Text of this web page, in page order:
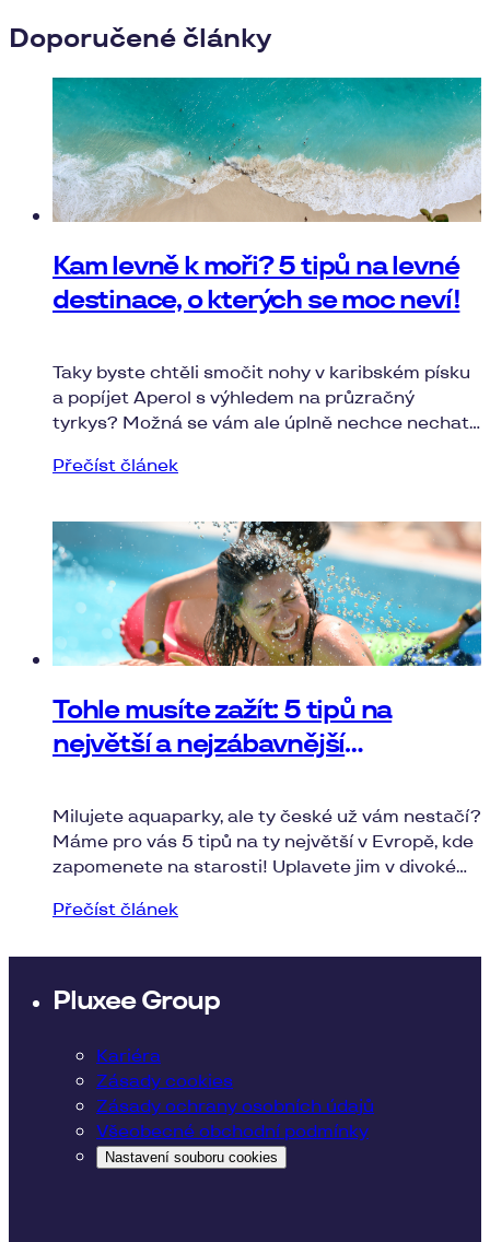
Doporučené články
Kam levně k moři? 5 tipů na levné
destinace, o kterých se moc neví!
Taky byste chtěli smočit nohy v karibském písku
a popíjet Aperol s výhledem na průzračný
tyrkys? Možná se vám ale úplně nechce nechat
několik levných destinací, o kterých se skoro
Přečíst článek
Tohle musíte zažít: 5 tipů na
největší a nejzábavnější
Milujete aquaparky, ale ty české už vám nestačí?
Máme pro vás 5 tipů na ty největší v Evropě, kde
zapomenete na starosti! Uplavete jim v divoké
realitou.
Přečíst článek
Pluxee Group
Kariéra
Zásady cookies
Zásady ochrany osobních údajů
Všeobecné obchodní podmínky
Nastavení souboru cookies